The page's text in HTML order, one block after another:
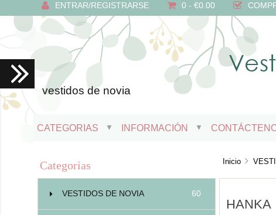
ENTRAR/REGISTRARSE 0 - €0.00
vestidos de novia
CATEGORIAS ▼ INFORMACIÓN ▼
Categorias
VESTIDOS DE NOVIA 60
Inicio
HANKA